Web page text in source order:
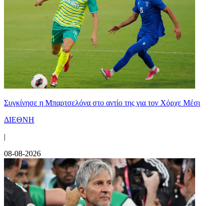
Συγκίνησε η Μπαρτσελόνα στο αντίο της για τον Χόρχε Μέσι
ΔΙΕΘΝΗ
|
08-08-2026